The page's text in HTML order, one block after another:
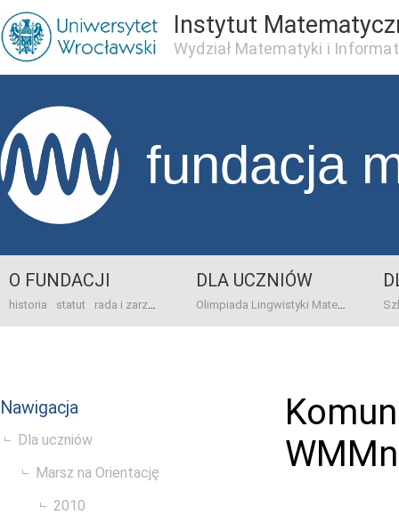
Instytut
Wydział Matematyki i
fundacja
O FUNDACJI
historia statut rada i zarząd dane bankowo-adresowe kontakt
DLA UCZNIÓW
Olimpiada Lingwistyki Matematycznej
Nawigacja
Dla uczniów
Marsz na Orientację
2010